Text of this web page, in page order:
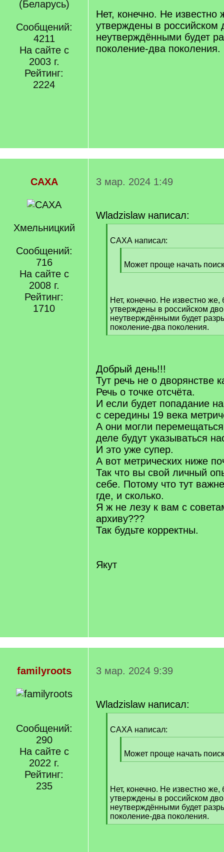
(Беларусь)
Сообщений:
4211
На сайте с
2003 г.
Рейтинг:
2224
q
]
Нет, конечно. Не
утверждены в российском
неутверждёнными будет
поколение-два поколения.
САХА
Хмельницкий
Сообщений:
716
На сайте с
2008 г.
Рейтинг:
1710
3 мар. 2024 1:49
Wladzislaw написал:
q
САХА написал:
q
]
Может проще начать
[
Нет, конечно. Не известно
утверждены в российском
неутверждёнными будет
поколение-два поколения.
[
]
Добрый день!!!
Тут речь не о дворянстве
Речь о точке отсчёта.
И если будет попадание
с середины 19 века
А они могли
деле будут указываться
И это уже супер.
А вот метрических ниже
Так что вы свой личный
себе. Потому что тут
где, и сколько.
Я ж не лезу к вам с
архиву???
Так будьте корректны.
Якут
familyroots
Сообщений:
290
На сайте с
2022 г.
Рейтинг:
235
3 мар. 2024 9:39
Wladzislaw написал:
q
САХА написал:
q
]
Может проще начать
[
Нет, конечно. Не известно
утверждены в российском
неутверждёнными будет
поколение-два поколения.
[